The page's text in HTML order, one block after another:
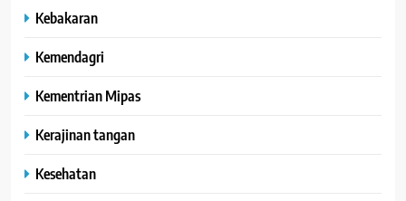
Kebakaran
Kemendagri
Kementrian Mipas
Kerajinan tangan
Kesehatan